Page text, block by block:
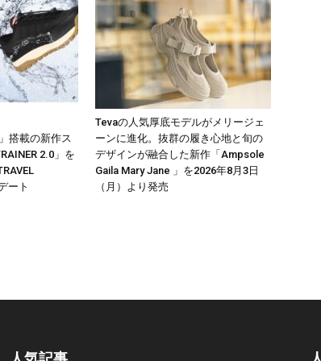
搭載の新作ス
2.0」を
ート
Tevaの人気厚底モデルがメリージェ
ーンに進化。抜群の履き心地と旬の
デザインが融合した新作「Ampsole
Gaila Mary Jane 」を2026年8月3日
（月）より発売